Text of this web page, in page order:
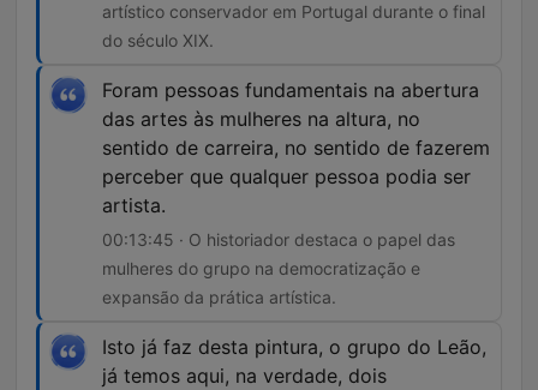
artístico conservador em Portugal durante o final
do século XIX.
Foram pessoas fundamentais na abertura
das artes às mulheres na altura, no
sentido de carreira, no sentido de fazerem
perceber que qualquer pessoa podia ser
artista.
00:13:45 · O historiador destaca o papel das
mulheres do grupo na democratização e
expansão da prática artística.
Isto já faz desta pintura, o grupo do Leão,
já temos aqui, na verdade, dois